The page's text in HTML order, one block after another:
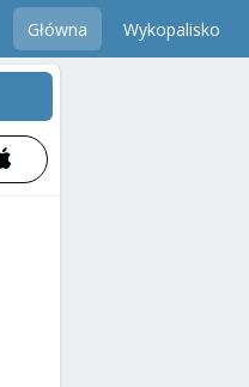
Główna Wykopalisko